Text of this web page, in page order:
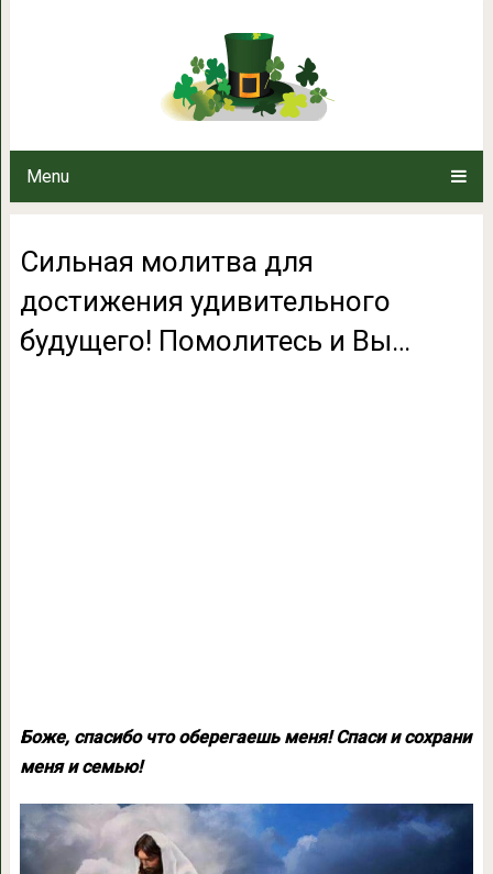
Menu
Сильная молитва для
Сильная молитва для
достижения удивительного
будущего! Помолитесь и Вы…
Боже, спасибо что оберегаешь меня! Спаси и сохрани
меня и семью!